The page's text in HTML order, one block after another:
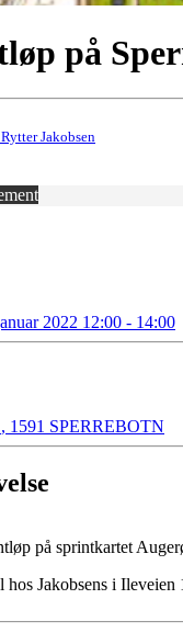
på
Jakobsen
2022 12:00 - 14:00
, 1591 SPERREBOTN
på sprintkartet
hos Jakobsens i